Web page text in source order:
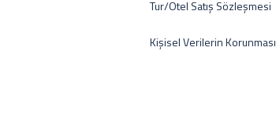
Tur/Otel Satış Sözleşmesi
Kişisel Verilerin Korunması